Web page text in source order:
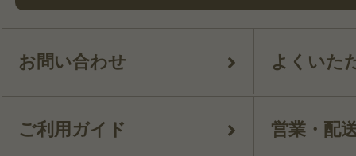
お問い合わせ よくいた
ご利用ガイド 営業・配